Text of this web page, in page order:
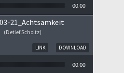
00:00
21_Achtsamkeit
(Detlef Scholtz)
DOWNLOAD
LINK
00:00